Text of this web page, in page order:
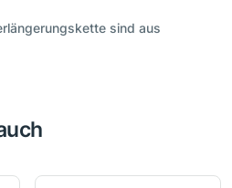
sind aus